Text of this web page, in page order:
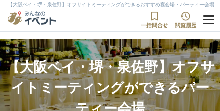
【大阪ベイ・堺・泉佐野】オフサイトミーティングができるおすすめ宴会場・パーティー会場
一括問合せ 閲覧履歴
【大阪ベイ・堺・泉佐野】オフサ
イトミーティングができるパー